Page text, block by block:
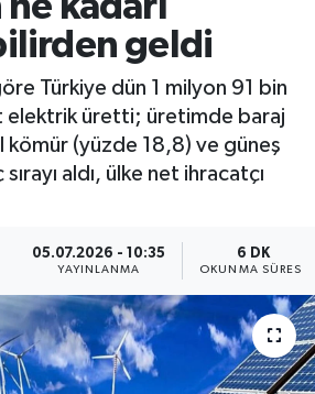
geldi
Türkiye dün 1 milyon 91 bin
elektrik üretti; üretimde baraj
kömür (yüzde 18,8) ve güneş
aldı, ülke net ihracatçı
05.07.2026 - 10:35
YAYINLANMA
6 DK
OKUNMA SÜRESI
Durumu ve Fikstür